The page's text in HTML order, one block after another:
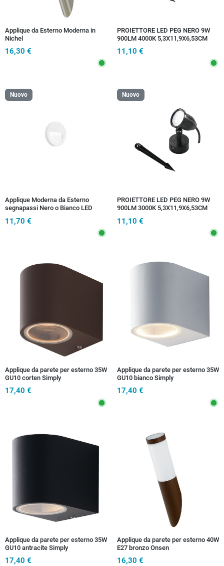
Applique da Esterno Moderna in
Nichel
16,30 €
PROIETTORE LED PEG NERO 9W
900LM 4000K 5,3X11,9X6,53CM
11,10 €
Nuovo
Applique Moderna da Esterno
segnapassi Nero o Bianco LED
11,70 €
Nuovo
PROIETTORE LED PEG NERO 9W
900LM 3000K 5,3X11,9X6,53CM
11,10 €
Applique da parete per esterno 35W
GU10 corten Simply
17,40 €
Applique da parete per esterno 35W
GU10 bianco Simply
17,40 €
Applique da parete per esterno 35W
GU10 antracite Simply
17,40 €
Applique da parete per esterno 40W
E27 bronzo Onsen
16,30 €